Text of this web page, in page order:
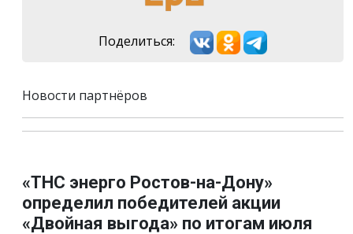
Поделиться:
Новости партнёров
«ТНС энерго Ростов-на-Дону»
определил победителей акции
«Двойная выгода» по итогам июля